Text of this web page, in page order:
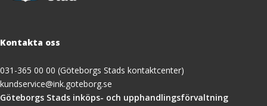
Kontakta oss
031-365 00 00 (Göteborgs Stads kontaktcenter)
kundservice@ink.goteborg.se
Göteborgs Stads inköps- och upphandlingsförvaltning(öppnas